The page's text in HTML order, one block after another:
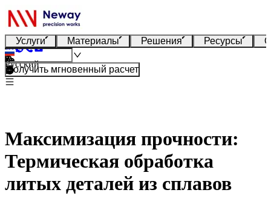
Услуги Материалы Решения Ресурсы
Русский
Получить мгновенный расчет
Максимизация прочности:
Термическая обработка
литых деталей из сплавов